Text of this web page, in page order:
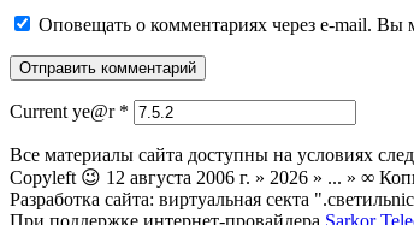
Оповещать о комментариях через e-mail. Вы
Current ye@r *
Все материалы сайта доступны на условиях
Copyleft 😉 12 августа 2006 г. » 2026 » ... » ∞
Разработка сайта: виртуальная секта
При поддержке интернет-провайдера Sarkor